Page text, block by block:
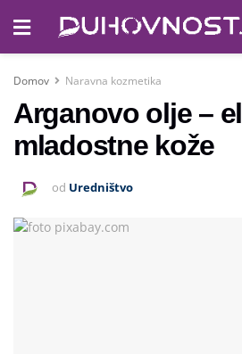
Domov Naravna kozmetika
Arganovo olje –
mladostne kože
od Uredništvo